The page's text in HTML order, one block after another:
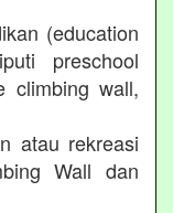
(education
preschool
climbing wall,
atau rekreasi
Wall dan